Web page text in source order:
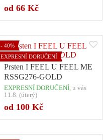
od 66 KčPočet variant: 1
- 40%
EXPRESNÍ DORUČENÍ
Prsten I FEEL U FEEL ME
RSSG276-GOLD
EXPRESNÍ DORUČENÍ, u vás
11.8. (úterý)
od 100 KčPočet variant: 1